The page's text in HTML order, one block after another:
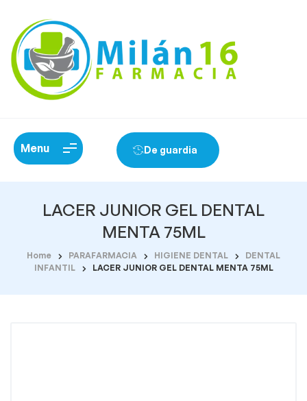
Menu De guardia
LACER JUNIOR GEL DENTAL
MENTA 75ML
Home PARAFARMACIA HIGIENE DENTAL
DENTAL
INFANTIL
LACER JUNIOR GEL DENTAL MENTA 75ML